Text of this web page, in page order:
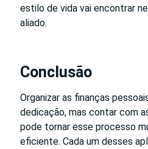
estilo de vida vai encontrar
aliado.
Conclusão
Organizar as finanças
dedicação, mas contar com
pode tornar esse processo
eficiente. Cada um desses